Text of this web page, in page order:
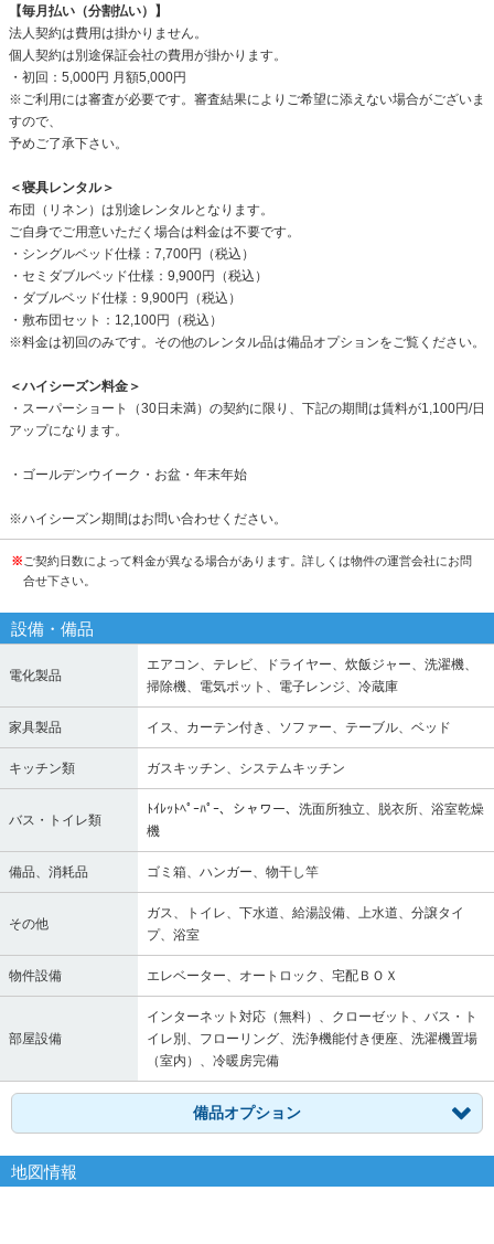
【毎月払い（分割払い）】
法人契約は費用は掛かりません。
個人契約は別途保証会社の費用が掛かります。
・初回：5,000円 月額5,000円
※ご利用には審査が必要です。審査結果によりご希望に添えない場合がございま
すので、
予めご了承下さい。
＜寝具レンタル＞
布団（リネン）は別途レンタルとなります。
ご自身でご用意いただく場合は料金は不要です。
・シングルベッド仕様：7,700円（税込）
・セミダブルベッド仕様：9,900円（税込）
・ダブルベッド仕様：9,900円（税込）
・敷布団セット：12,100円（税込）
※料金は初回のみです。その他のレンタル品は備品オプションをご覧ください。
＜ハイシーズン料金＞
・スーパーショート（30日未満）の契約に限り、下記の期間は賃料が1,100円/日
アップになります。
・ゴールデンウイーク・お盆・年末年始
※ハイシーズン期間はお問い合わせください。
※ ご契約日数によって料金が異なる場合があります。詳しくは物件の運営会社にお問
合せ下さい。
設備・備品
電化製品
エアコン、テレビ、ドライヤー、炊飯ジャー、洗濯機、
掃除機、電気ポット、電子レンジ、冷蔵庫
家具製品 イス、カーテン付き、ソファー、テーブル、ベッド
キッチン類 ガスキッチン、システムキッチン
バス・トイレ類
ﾄｲﾚｯﾄﾍﾟｰﾊﾟｰ、シャワー、洗面所独立、脱衣所、浴室乾燥
機
備品、消耗品 ゴミ箱、ハンガー、物干し竿
その他
ガス、トイレ、下水道、給湯設備、上水道、分譲タイ
プ、浴室
物件設備 エレベーター、オートロック、宅配ＢＯＸ
部屋設備
インターネット対応（無料）、クローゼット、バス・ト
イレ別、フローリング、洗浄機能付き便座、洗濯機置場
（室内）、冷暖房完備
備品オプション
地図情報